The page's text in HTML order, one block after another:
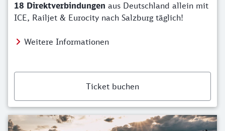
18 Direktverbindungen aus Deutschland allein mit
ICE, Railjet & Eurocity nach Salzburg täglich!
Weitere Informationen
Ticket buchen